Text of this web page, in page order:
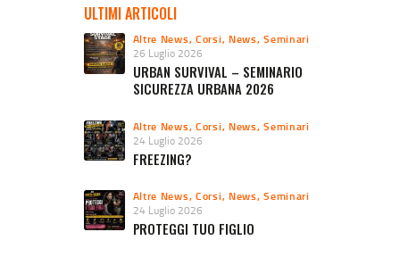
ULTIMI ARTICOLI
Altre News,Corsi, News,Seminari
26 Luglio 2026
URBAN SURVIVAL – SEMINARIO
SICUREZZA URBANA 2026
Altre News,Corsi, News,Seminari
24 Luglio 2026
FREEZING?
Altre News,Corsi, News,Seminari
24 Luglio 2026
PROTEGGI TUO FIGLIO